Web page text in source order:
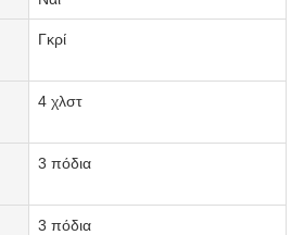
Γκρί
4 χλστ
3 πόδια
3 πόδια